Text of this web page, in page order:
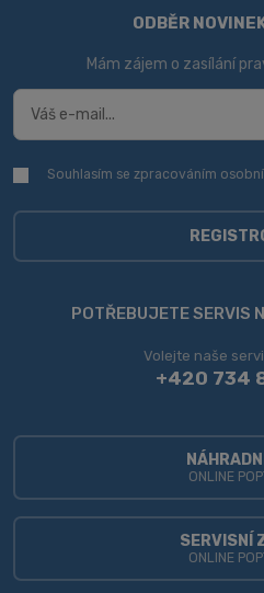
ODBĚR
Mám zájem o zasílání
Souhlasím
zpracováním
Souhlasím se zpracováním
se
POTŘEBUJETE SERVIS
Volejte naše
+420 734
ONLINE
SERVISNÍ
ONLINE